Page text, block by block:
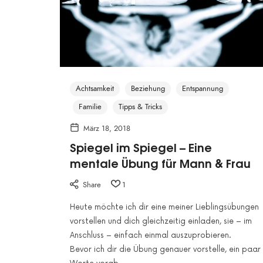
Achtsamkeit Beziehung
Entspannung
Familie
Tipps & Tricks
März 18, 2018
Spiegel im Spiegel – Eine
mentale Übung für Mann & Frau
Share 1
Heute möchte ich dir eine meiner Lieblingsübungen
vorstellen und dich gleichzeitig einladen, sie – im
Anschluss – einfach einmal auszuprobieren.
Bevor ich dir die Übung genauer vorstelle, ein paar